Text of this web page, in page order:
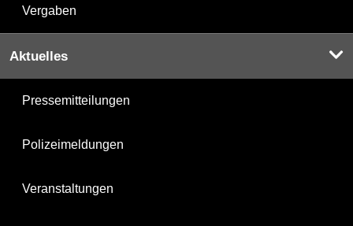
Vergaben
Aktuelles
Pressemitteilungen
Polizeimeldungen
Veranstaltungen